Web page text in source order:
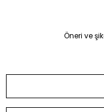
Öneri ve